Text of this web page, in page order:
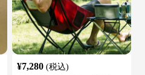
¥7,280 (税込)